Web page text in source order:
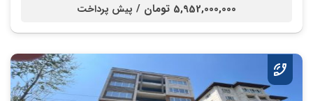
5,952,000,000 تومان / پیش پرداخت